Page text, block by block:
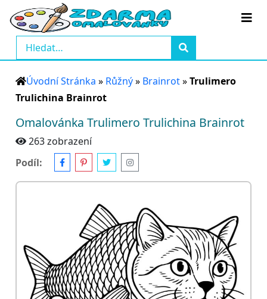
Úvodní Stránka » Růžný» Brainrot»Trulimero
Trulichina Brainrot
Omalovánka Trulimero Trulichina Brainrot
263 zobrazení
Podíl: